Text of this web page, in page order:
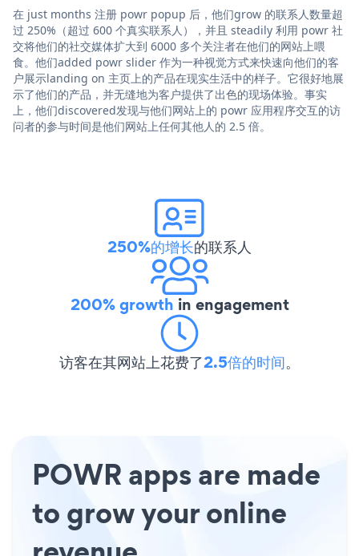
在 just months 注册 powr popup 后，他们grow 的联系人数量超
过 250%（超过 600 个真实联系人），并且 steadily 利用 powr 社
交将他们的社交媒体扩大到 6000 多个关注者在他们的网站上喂
食。他们added powr slider 作为一种视觉方式来快速向他们的客
户展示landing on 主页上的产品在现实生活中的样子。它很好地展
示了他们的产品，并无缝地为客户提供了出色的现场体验。事实
上，他们discovered发现与他们网站上的 powr 应用程序交互的访
问者的参与时间是他们网站上任何其他人的 2.5 倍。
250%的增长的联系人
200% growth in engagement
访客在其网站上花费了2.5倍的时间。
POWR apps are made
to grow your online